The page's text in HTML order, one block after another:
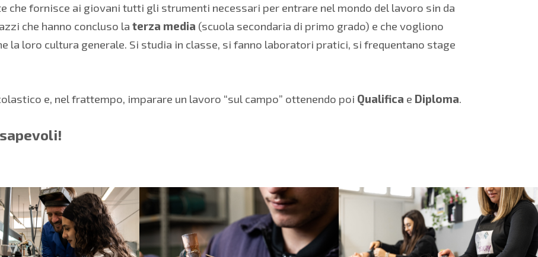
che fornisce ai giovani tutti gli strumenti necessari per entrare nel mondo del lavoro sin da
che hanno concluso la terza media (scuola secondaria di primo grado) e che vogliono
la loro cultura generale. Si studia in classe, si fanno laboratori pratici, si frequentano stage
e, nel frattempo, imparare un lavoro “sul campo” ottenendo poi Qualifica e Diploma.